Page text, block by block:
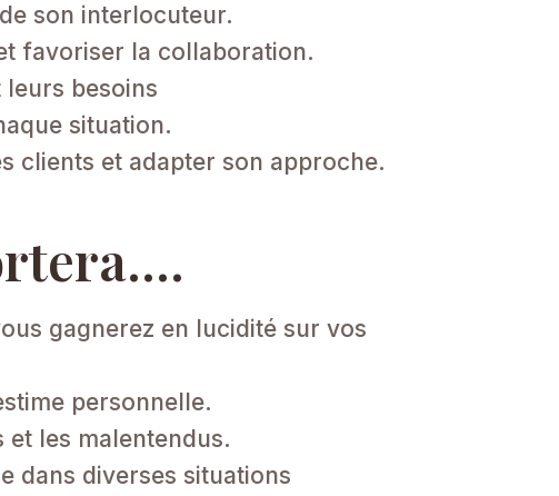
son interlocuteur.​
favoriser la collaboration.​
besoins
situation.​
clients et adapter son approche.​
gagnerez en lucidité sur vos
personnelle.​
les malentendus.​
dans diverses situations